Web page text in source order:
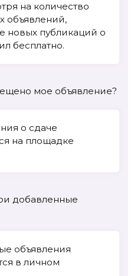
на количество
объявлений,
новых публикаций о
бесплатно.
мое объявление?
о сдаче
на площадке
добавленные
объявления
в личном